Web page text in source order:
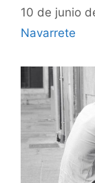
10 de junio
Navarrete